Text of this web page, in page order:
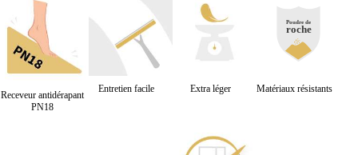
Receveur antidérapant
PN18
Entretien facile Extra léger Matériaux résistants